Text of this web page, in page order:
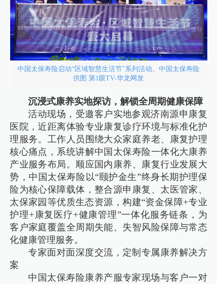
中国太保寿险启动“区域智慧生活节”系列活动。中国太保寿险
供图 第1眼TV-华龙网发
沉浸式康养实地探访，解锁全周期健康保障
活动现场，受邀客户实地参观济南源申康复
医院，近距离体验专业康复诊疗环境与标准化护
理服务。工作人员围绕大众家庭养老、康复护理
核心痛点，系统讲解中国太保寿险一体化大康养
产业服务布局。顺应国内康养、康复行业发展大
势，中国太保寿险以“颐护金生”终身长期护理保
险为核心保障载体，整合源申康复、太医管家、
太保家园等优质生态资源，构建“资金保障+专业
护理+康复医疗+健康管理”一体化服务链条，为
客户家庭覆盖全周期失能、失智风险保障与常态
化健康管理服务。
专家面对面深度交流，定制专属康养解决方
案
中国太保寿险康养产服专家现场与客户一对